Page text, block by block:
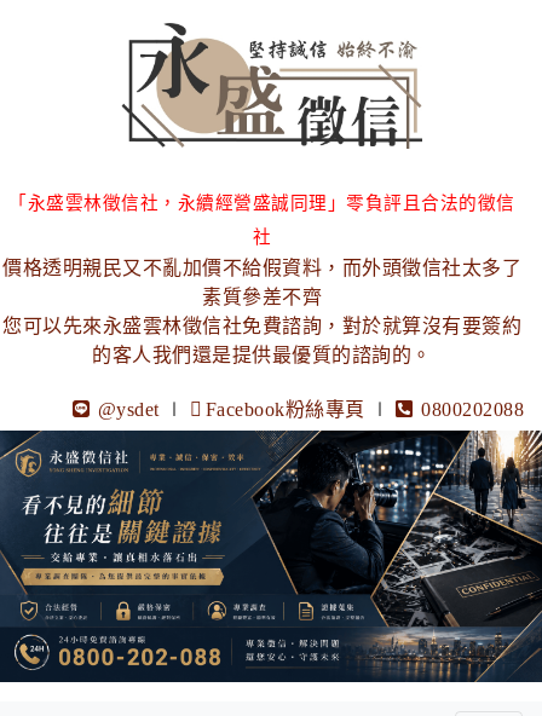
「永盛雲林徵信社，永續經營盛誠同理」零負評且合法的徵信
社
價格透明親民又不亂加價不給假資料，而外頭徵信社太多了
素質參差不齊
您可以先來永盛雲林徵信社免費諮詢，對於就算沒有要簽約
的客人我們還是提供最優質的諮詢的。
@ysdet ∣ Facebook粉絲專頁 ∣ 0800202088